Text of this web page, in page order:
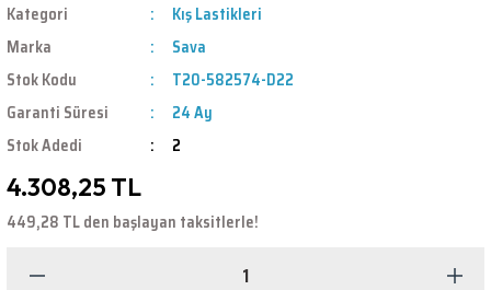
Kategori
Kış Lastikleri
Marka
Sava
Stok Kodu
T20-582574-D22
Garanti Süresi
24 Ay
Stok Adedi
2
4.308,25 TL
449,28 TL den başlayan taksitlerle!